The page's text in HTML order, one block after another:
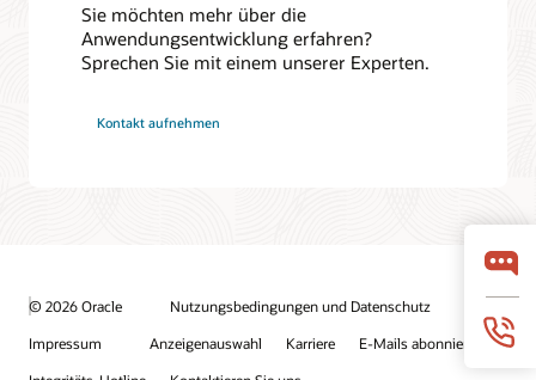
Sie möchten mehr über die
Anwendungsentwicklung erfahren?
Sprechen Sie mit einem unserer Experten.
Kontakt aufnehmen
© 2026 Oracle
Nutzungsbedingungen und Datenschutz
Impressum
Anzeigenauswahl Karriere
E-Mails abonnieren